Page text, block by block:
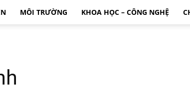
MÔI TRƯỜNG KHOA HỌC – CÔNG NGHỆ